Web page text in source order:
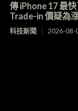
傳 iPhone 17 最
Trade-in 價疑為
科技新聞 2026-08-